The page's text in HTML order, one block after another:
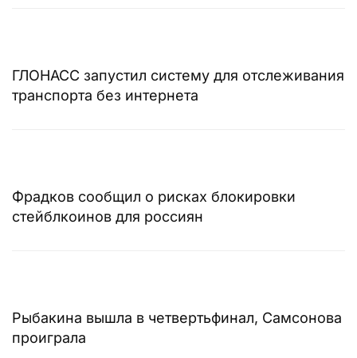
ГЛОНАСС запустил систему для отслеживания
транспорта без интернета
Фрадков сообщил о рисках блокировки
стейблкоинов для россиян
Рыбакина вышла в четвертьфинал, Самсонова
проиграла